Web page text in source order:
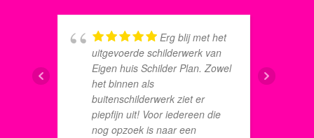
Erg blij met het
uitgevoerde schilderwerk van
Eigen huis Schilder Plan. Zowel
het binnen als
buitenschilderwerk ziet er
piepfijn uit! Voor iedereen die
nog opzoek is naar een